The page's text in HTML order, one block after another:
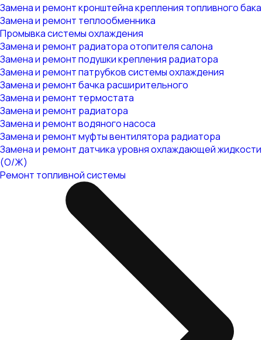
Замена и ремонт кронштейна крепления топливного бака
Замена и ремонт теплообменника
Промывка системы охлаждения
Замена и ремонт радиатора отопителя салона
Замена и ремонт подушки крепления радиатора
Замена и ремонт патрубков системы охлаждения
Замена и ремонт бачка расширительного
Замена и ремонт термостата
Замена и ремонт радиатора
Замена и ремонт водяного насоса
Замена и ремонт муфты вентилятора радиатора
Замена и ремонт датчика уровня охлаждающей жидкости
(О/Ж)
Ремонт топливной системы